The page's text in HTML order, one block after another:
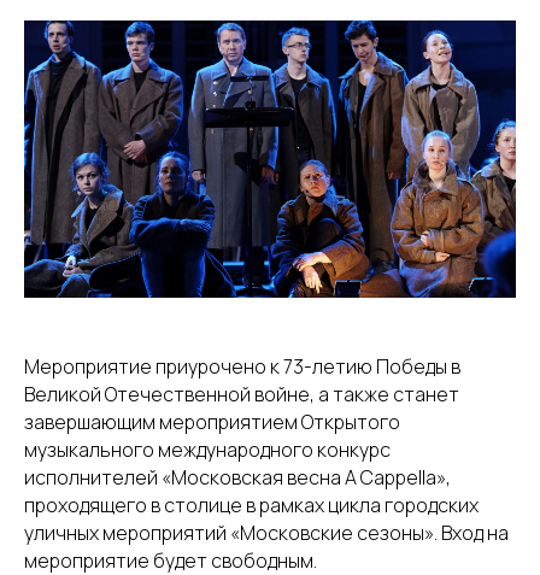
Мероприятие приурочено к 73-летию Победы в
Великой Отечественной войне, а также станет
завершающим мероприятием Открытого
музыкального международного конкурс
исполнителей «Московская весна А Cappella»,
проходящего в столице в рамках цикла городских
уличных мероприятий «Московские сезоны». Вход на
мероприятие будет свободным.